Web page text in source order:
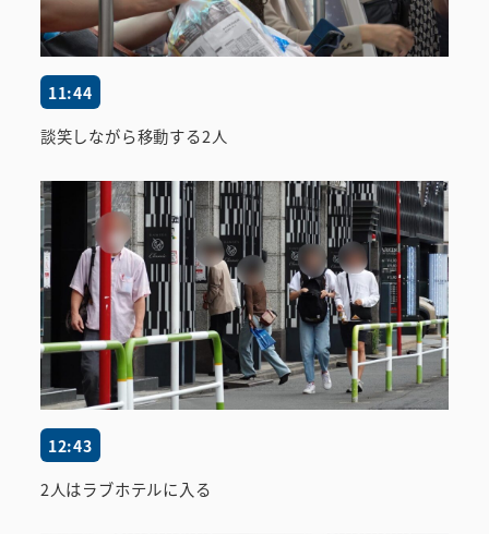
11:44
談笑しながら移動する2人
12:43
2人はラブホテルに入る